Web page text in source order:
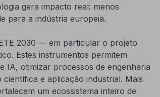
gera impacto real: menos
para a indústria europeia.
2030 — em particular o projeto
Estes instrumentos permitem
IA, otimizar processos de engenharia
e aplicação industrial. Mais
um ecossistema inteiro de